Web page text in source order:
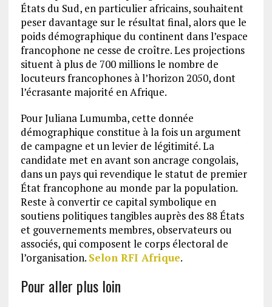
États du Sud, en particulier africains, souhaitent
peser davantage sur le résultat final, alors que le
poids démographique du continent dans l’espace
francophone ne cesse de croître. Les projections
situent à plus de 700 millions le nombre de
locuteurs francophones à l’horizon 2050, dont
l’écrasante majorité en Afrique.
Pour Juliana Lumumba, cette donnée
démographique constitue à la fois un argument
de campagne et un levier de légitimité. La
candidate met en avant son ancrage congolais,
dans un pays qui revendique le statut de premier
État francophone au monde par la population.
Reste à convertir ce capital symbolique en
soutiens politiques tangibles auprès des 88 États
et gouvernements membres, observateurs ou
associés, qui composent le corps électoral de
l’organisation. Selon RFI Afrique.
Pour aller plus loin